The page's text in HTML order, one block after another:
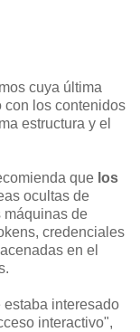
cuya última
con los contenidos
estructura y el
que los
ocultas de
máquinas de
credenciales
en el
interesado
interactivo",